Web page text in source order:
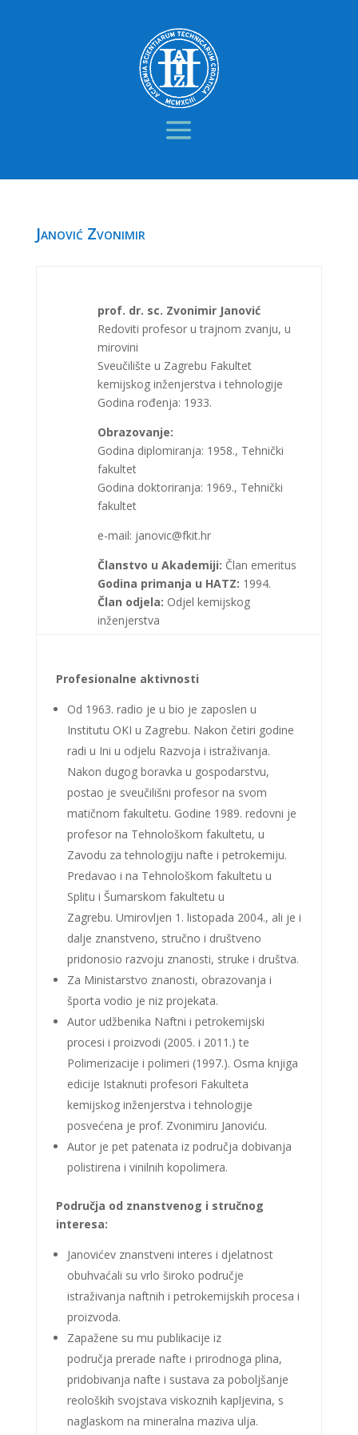
Janović Zvonimir
prof. dr. sc. Zvonimir Janović
Redoviti profesor u trajnom zvanju, u
mirovini
Sveučilište u Zagrebu Fakultet
kemijskog inženjerstva i tehnologije
Godina rođenja: 1933.
Obrazovanje:
Godina diplomiranja: 1958., Tehnički
fakultet
Godina doktoriranja: 1969., Tehnički
fakultet
e-mail: janovic@fkit.hr
Članstvo u Akademiji: Član emeritus
Godina primanja u HATZ: 1994.
Član odjela: Odjel kemijskog
inženjerstva
Profesionalne aktivnosti
Od 1963. radio je u bio je zaposlen u
Institutu OKI u Zagrebu. Nakon četiri godine
radi u Ini u odjelu Razvoja i istraživanja.
Nakon dugog boravka u gospodarstvu,
postao je sveučilišni profesor na svom
matičnom fakultetu. Godine 1989. redovni je
profesor na Tehnološkom fakultetu, u
Zavodu za tehnologiju nafte i petrokemiju.
Predavao i na Tehnološkom fakultetu u
Splitu i Šumarskom fakultetu u
Zagrebu. Umirovljen 1. listopada 2004., ali je i
dalje znanstveno, stručno i društveno
pridonosio razvoju znanosti, struke i društva.
Za Ministarstvo znanosti, obrazovanja i
športa vodio je niz projekata.
Autor udžbenika Naftni i petrokemijski
procesi i proizvodi (2005. i 2011.) te
Polimerizacije i polimeri (1997.). Osma knjiga
edicije Istaknuti profesori Fakulteta
kemijskog inženjerstva i tehnologije
posvećena je prof. Zvonimiru Janoviću.
Autor je pet patenata iz područja dobivanja
polistirena i vinilnih kopolimera.
Područja od znanstvenog i stručnog
interesa:
Janovićev znanstveni interes i djelatnost
obuhvaćali su vrlo široko područje
istraživanja naftnih i petrokemijskih procesa i
proizvoda.
Zapažene su mu publikacije iz
područja prerade nafte i prirodnoga plina,
pridobivanja nafte i sustava za poboljšanje
reoloških svojstava viskoznih kapljevina, s
naglaskom na mineralna maziva ulja.